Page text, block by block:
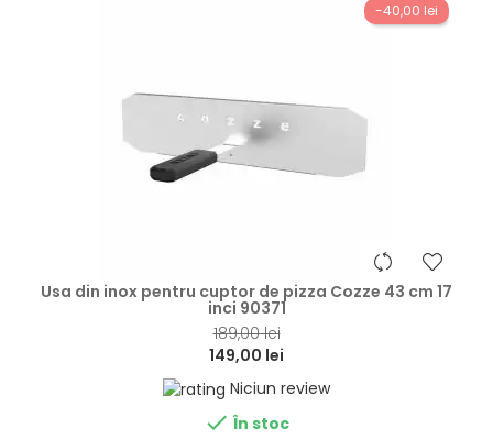
-40,00 lei
Usa din inox pentru cuptor de pizza Cozze 43 cm 17
inci 90371
189,00 lei
149,00 lei
Niciun review
 În stoc